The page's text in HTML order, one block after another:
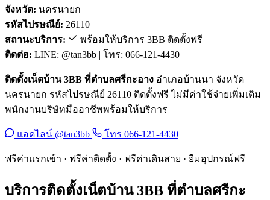
จังหวัด: นครนายก
รหัสไปรษณีย์: 26110
สถานะบริการ:
พร้อมให้บริการ 3BB ติดตั้งฟรี
ติดต่อ: LINE: @tan3bb | โทร: 066-121-4430
ติดตั้งเน็ตบ้าน 3BB ที่ตำบลศรีกะอาง อำเภอบ้านนา จังหวัด
นครนายก รหัสไปรษณีย์ 26110 ติดตั้งฟรี ไม่มีค่าใช้จ่ายเพิ่มเติม
พนักงานบริษัทมืออาชีพพร้อมให้บริการ
แอดไลน์ @tan3bb โทร 066-121-4430
ฟรีค่าแรกเข้า · ฟรีค่าติดตั้ง · ฟรีค่าเดินสาย · ยืมอุปกรณ์ฟรี
บริการติดตั้งเน็ตบ้าน 3BB ที่ตำบลศรีกะ